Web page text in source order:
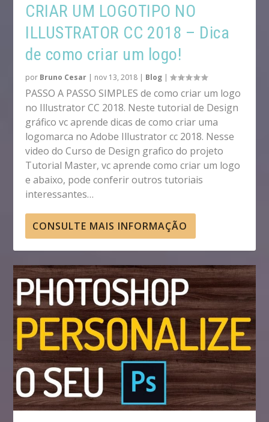
CRIAR UM LOGOTIPO NO
ILLUSTRATOR CC 2018 – Dica
de como criar um logo!
por Bruno Cesar | nov 13, 2018 | Blog |
PASSO A PASSO SIMPLES de como criar um logo
no Illustrator CC 2018. Neste tutorial de Design
gráfico vc aprende dicas de como criar uma
logomarca no Adobe Illustrator cc 2018. Nesse
video do Curso de Design grafico do projeto
Tutorial Master, vc aprende como criar um logo
e abaixo, pode conferir outros tutoriais
interessantes…
CONSULTE MAIS INFORMAÇÃO